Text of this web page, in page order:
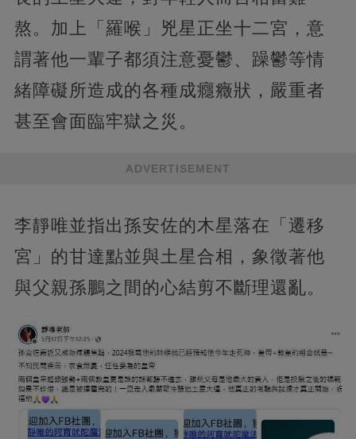
熬。加上「羅喉」兇星正坐十二宮，意
謂著他一輩子都須注意憂鬱、躁鬱等情
緒障礙所造成的各種成癮癥狀，嚴重者
甚至會面臨牢獄之災。
ADVERTISEMENT
李靜唯並指出孫安佐的木星落在「遷移
宮」的甘達點並與土星合相，象徵著他
與父親孫鵬之間的心結剪不斷理還亂。